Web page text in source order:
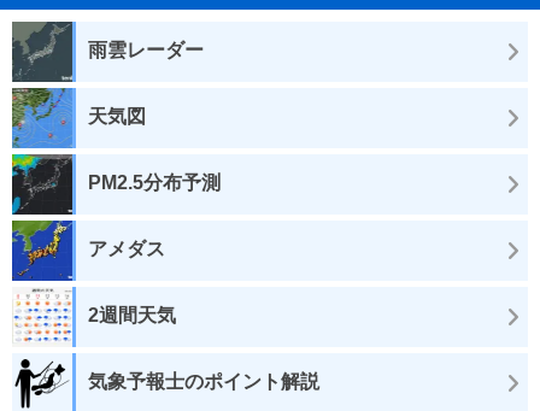
雨雲レーダー
天気図
PM2.5分布予測
アメダス
2週間天気
気象予報士のポイント解説